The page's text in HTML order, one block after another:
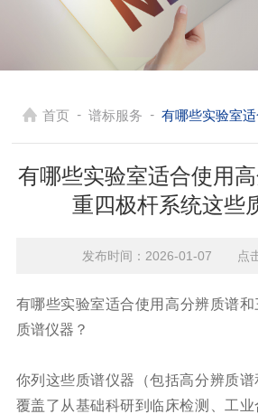
首页 - 谱标服务 - 有哪些实验室适合使用高分辨
有哪些实验室适合使用
重四极杆系统这些
发布时间：2026-01-07 点
有哪些实验室适合使用 高分辨质谱和
质谱仪器？
你列这些质谱仪器（包括高分辨质谱
覆盖了从基础科研到临床检测、工